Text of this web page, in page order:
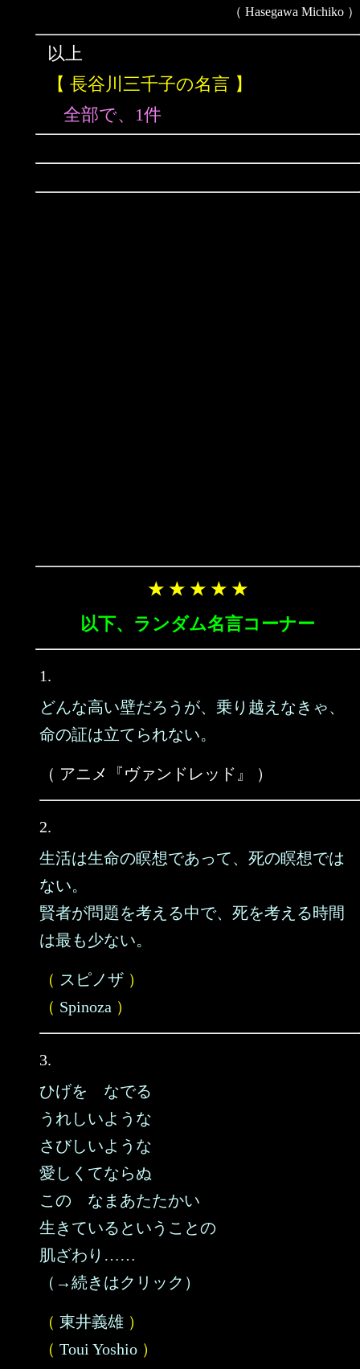
（ Hasegawa Michiko ）
以上
【 長谷川三千子の名言 】
全部で、1件
★ ★ ★ ★ ★
以下、ランダム名言コーナー
1.
どんな高い壁だろうが、乗り越えなきゃ、
命の証は立てられない。
（ アニメ『ヴァンドレッド』 ）
2.
生活は生命の瞑想であって、死の瞑想では
ない。
賢者が問題を考える中で、死を考える時間
は最も少ない。
（ スピノザ ）
（ Spinoza ）
3.
ひげを なでる
うれしいような
さびしいような
愛しくてならぬ
この なまあたたかい
生きているということの
肌ざわり……
（→続きはクリック）
（ 東井義雄 ）
（ Toui Yoshio ）